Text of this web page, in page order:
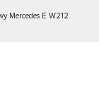
Mercedes E W212